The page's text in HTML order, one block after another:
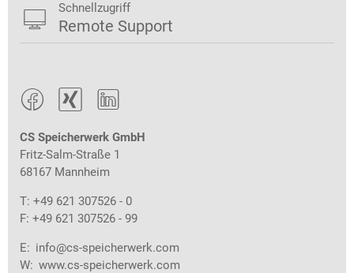
  
CS Speicherwerk GmbH
Fritz-Salm-Straße 1
68167 Mannheim
T: +49 621 307526 - 0
F: +49 621 307526 - 99
E: info@cs-speicherwerk.com
W: www.cs-speicherwerk.com
 Schnellzugriff
Remote Support